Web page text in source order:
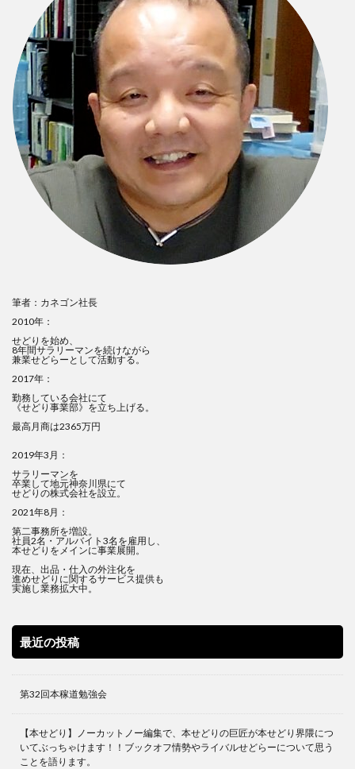
筆者：カネゴン社長
2010年：
せどりを始め、
8年間サラリーマンを続けながら
兼業せどらーとして活動する。
2017年：
勤務している会社にて
《せどり事業部》を立ち上げる。
最高月商は2365万円
2019年3月：
サラリーマンを
卒業して地元神奈川県にて
せどりの株式会社を設立。
2021年8月：
第二事務所を増設。
社員2名・アルバイト3名を雇用し、
本せどりをメインに事業展開。
現在、出品・仕入の外注化を
進めせどりに関するサービス提供も
実施し業務拡大中。
最近の投稿
第32回本稼道勉強会
【本せどり】ノーカットノー編集で、本せどりの巨匠が本せどり界隈につ
いてぶっちゃけます！！ブックオフ情勢やライバルせどらーについて思う
ことを語ります。